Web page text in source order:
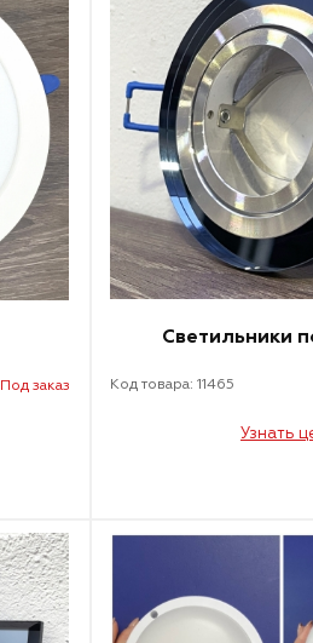
Под заказ
Светильники
Код товара: 11465
Узнать